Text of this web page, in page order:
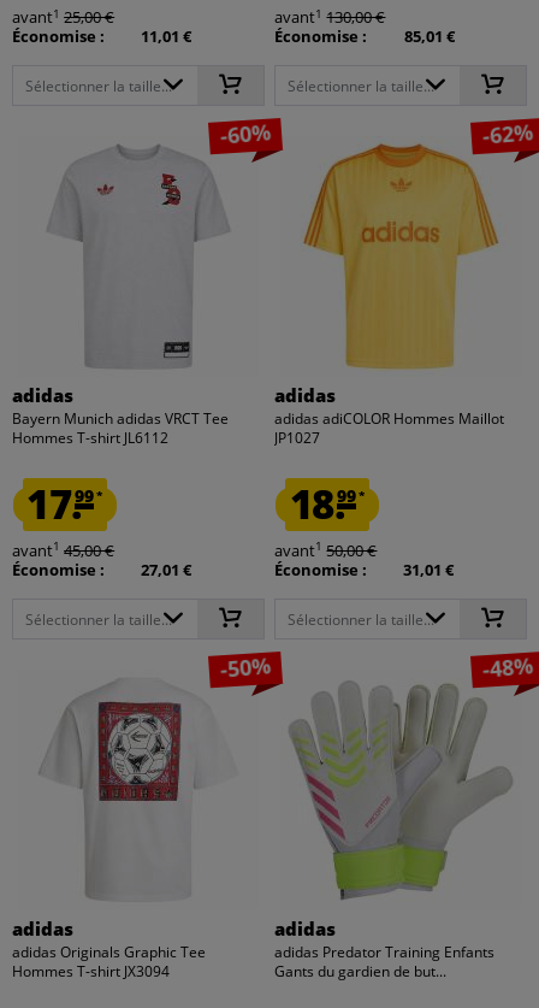
avant1 25,00 €
Économise :
11,01 €
Sélectionner la taille...
avant1 130,00 €
Économise :
85,01 €
Sélectionner la taille...
-60%
adidas
Bayern Munich adidas VRCT Tee
Hommes T-shirt JL6112
17.99*
avant1 45,00 €
Économise :
27,01 €
Sélectionner la taille...
-62%
adidas
adidas adiCOLOR Hommes Maillot
JP1027
18.99*
avant1 50,00 €
Économise :
31,01 €
Sélectionner la taille...
-50%
adidas
adidas Originals Graphic Tee
Hommes T-shirt JX3094
-48%
adidas
adidas Predator Training Enfants
Gants du gardien de but...